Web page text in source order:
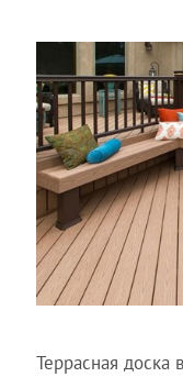
Террасная доска